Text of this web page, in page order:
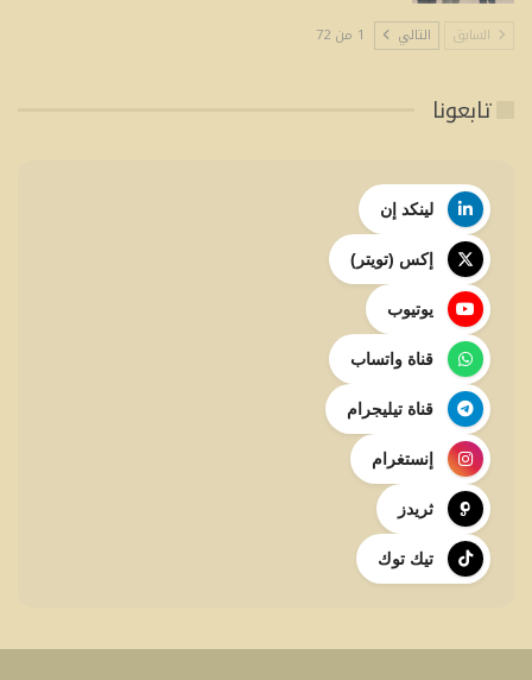
السابق التالي 1 من 72
تابعونا
لينكد إن
إكس (تويتر)
يوتيوب
قناة واتساب
قناة تيليجرام
إنستغرام
ثريدز
تيك توك